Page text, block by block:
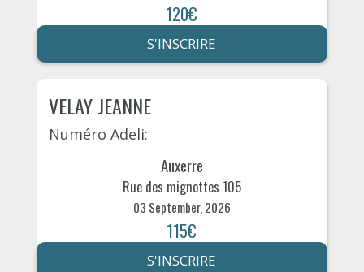
120€
S'INSCRIRE
VELAY JEANNE
Numéro Adeli:
Auxerre
Rue des mignottes 105
03 September, 2026
115€
S'INSCRIRE